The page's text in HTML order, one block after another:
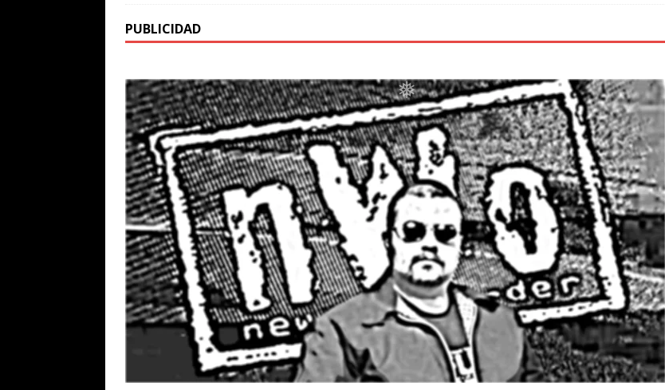
PUBLICIDAD